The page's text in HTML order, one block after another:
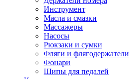
Инструмент
Масла и смазки
Массажеры
Насосы
Рюкзаки и сумки
Фляги и флягодержатели
Фонари
Шипы для педалей